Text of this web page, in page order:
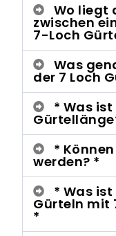
Wo liegt
zwischen
7-Loch
Was
der 7 Loch
* Was
*
werden? *
* Was
Gürteln mit
*